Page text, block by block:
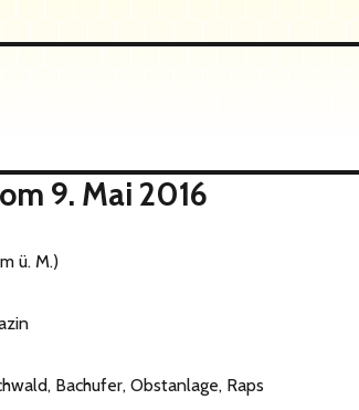
vom 9. Mai 2016
ü. M.)
Bachufer, Obstanlage, Raps